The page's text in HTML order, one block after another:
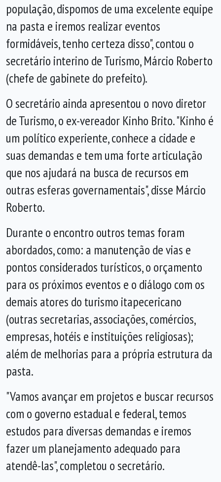
população, dispomos de uma excelente equipe
na pasta e iremos realizar eventos
formidáveis, tenho certeza disso", contou o
secretário interino de Turismo, Márcio Roberto
(chefe de gabinete do prefeito).
O secretário ainda apresentou o novo diretor
de Turismo, o ex-vereador Kinho Brito. "Kinho é
um político experiente, conhece a cidade e
suas demandas e tem uma forte articulação
que nos ajudará na busca de recursos em
outras esferas governamentais", disse Márcio
Roberto.
Durante o encontro outros temas foram
abordados, como: a manutenção de vias e
pontos considerados turísticos, o orçamento
para os próximos eventos e o diálogo com os
demais atores do turismo itapecericano
(outras secretarias, associações, comércios,
empresas, hotéis e instituições religiosas);
além de melhorias para a própria estrutura da
pasta.
"Vamos avançar em projetos e buscar recursos
com o governo estadual e federal, temos
estudos para diversas demandas e iremos
fazer um planejamento adequado para
atendê-las", completou o secretário.